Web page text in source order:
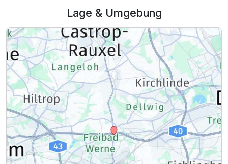
Lage & Umgebung